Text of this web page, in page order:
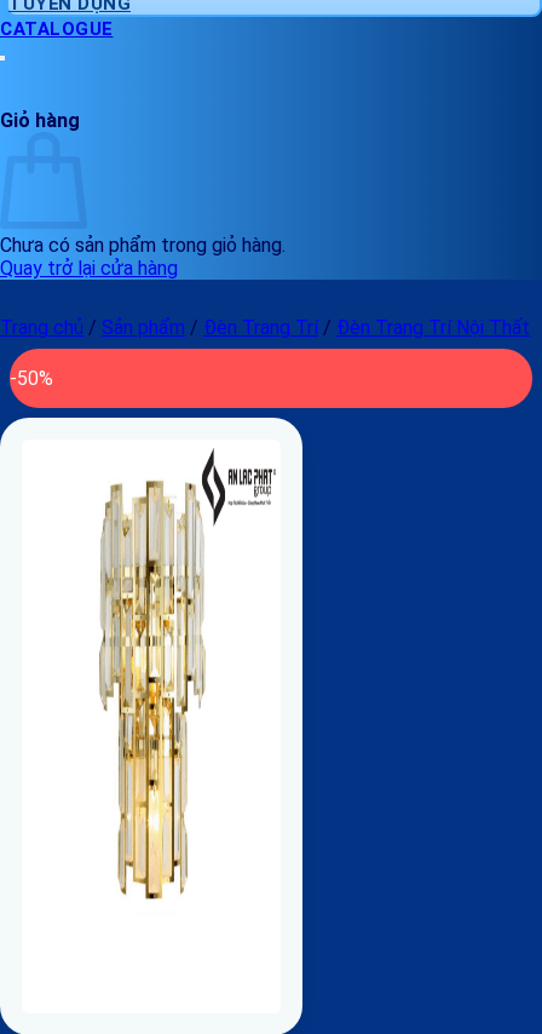
CATALOGUE
Giỏ hàng
Chưa có sản phẩm trong giỏ hàng.
Quay trở lại cửa hàng
Trang chủ / Sản phẩm / Đèn Trang Trí / Đèn Trang Trí Nội Thất
-50%